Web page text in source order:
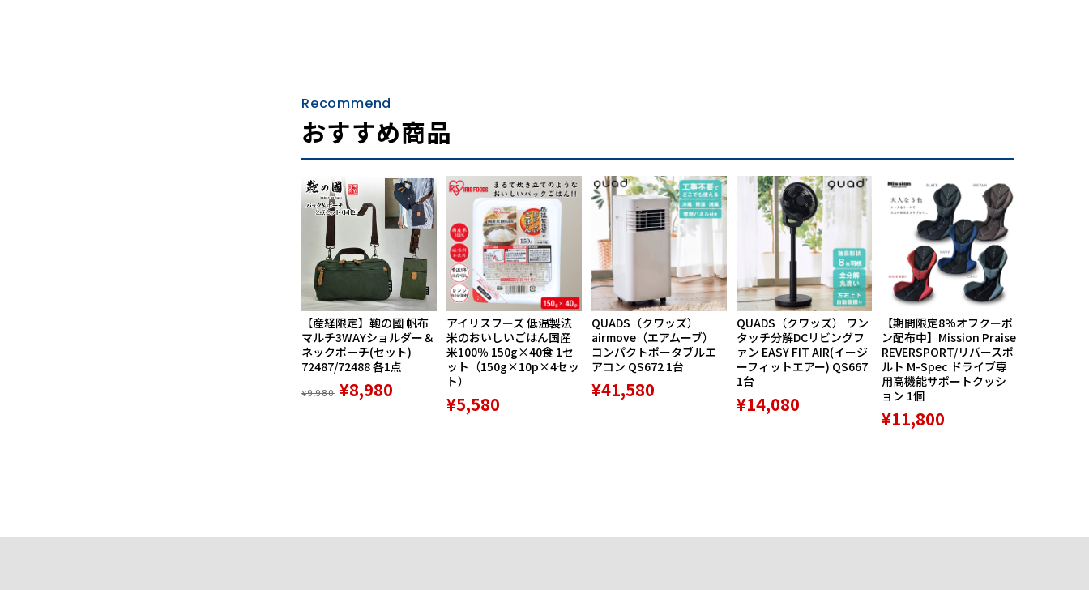
Recommend
おすすめ商品
【産経限定】鞄の國 帆布
マルチ3WAYショルダー＆
ネックポーチ(セット)
72487/72488 各1点
¥9,980 ¥8,980
アイリスフーズ 低温製法
米のおいしいごはん国産
米100％ 150g×40食 1セ
ット（150g×10p×4セッ
ト）
¥5,580
QUADS（クワッズ）
airmove（エアムーブ）
コンパクトポータブルエ
アコン QS672 1台
¥41,580
QUADS（クワッズ） ワン
タッチ分解DCリビングフ
ァン EASY FIT AIR(イージ
ーフィットエアー) QS667
1台
¥14,080
【期間限定8%オフクーポ
ン配布中】Mission Praise
REVERSPORT/リバースポ
ルト M-Spec ドライブ専
用高機能サポートクッシ
ョン 1個
¥11,800